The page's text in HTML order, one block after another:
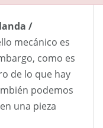
/
mecánico es
como es
de lo que hay
podemos
una pieza